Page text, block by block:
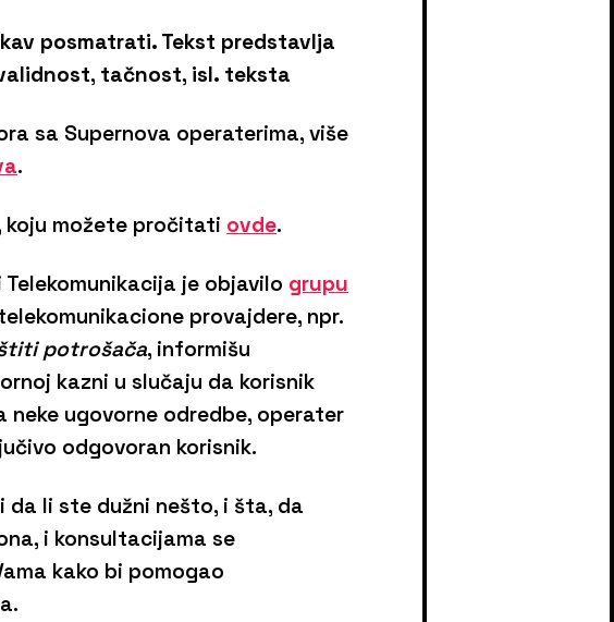
posmatrati. Tekst predstavlja
tačnost, isl. teksta
sa Supernova operaterima, više
.
koju možete pročitati ovde.
je objavilo grupu
provajdere, npr.
potrošača, informišu
kazni u slučaju da korisnik
neke ugovorne odredbe, operater
odgovoran korisnik.
da li ste dužni nešto, i šta, da
i konsultacijama se
kako bi pomogao